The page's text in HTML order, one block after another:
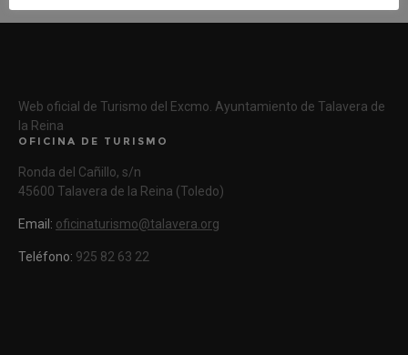
Web oficial de Turismo del Excmo. Ayuntamiento de Talavera de
la Reina
OFICINA DE TURISMO
Ronda del Cañillo, s/n
45600 Talavera de la Reina (Toledo)
Email: oficinaturismo@talavera.org
Teléfono: 925 82 63 22